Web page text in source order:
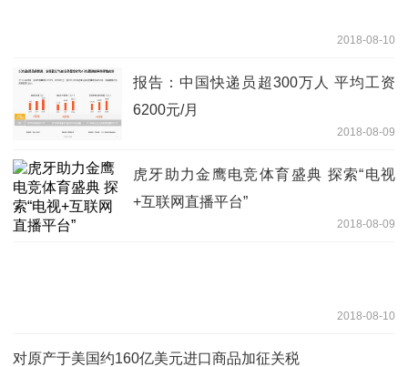
2018-08-10
报告：中国快递员超300万人 平均工资
6200元/月
2018-08-09
虎牙助力金鹰电竞体育盛典 探索“电视
+互联网直播平台”
2018-08-09
2018-08-10
对原产于美国约160亿美元进口商品加征关税